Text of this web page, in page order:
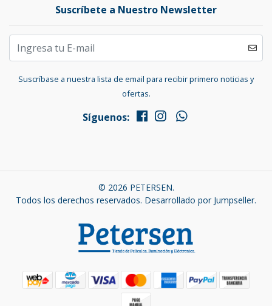
Suscríbete a Nuestro Newsletter
Suscríbase a nuestra lista de email para recibir primero noticias y
ofertas.
Síguenos:
© 2026 PETERSEN.
Todos los derechos reservados. Desarrollado por Jumpseller.